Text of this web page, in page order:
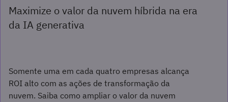
Maximize o valor da nuvem híbrida na era
da IA generativa
Somente uma em cada quatro empresas alcança
ROI alto com as ações de transformação da
nuvem. Saiba como ampliar o valor da nuvem